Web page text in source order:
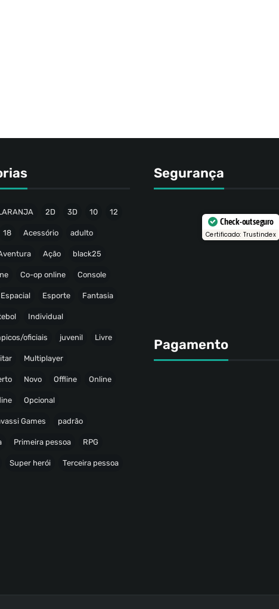
2D 3D 10 12
18 Acessório adulto
Ação black25
Co-op online Console
Espacial Esporte Fantasia
Individual
oficiais juvenil Livre
Multiplayer
Novo Offline Online
Opcional
Games padrão
Primeira pessoa RPG
Super herói Terceira pessoa
Segurança
Check-out seguro
Certificado: Trustindex
Pagamento